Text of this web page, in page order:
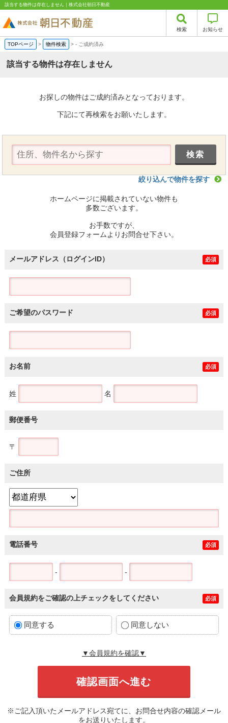
該当する物件は存在しません｜株式会社朝日不動産
検索 お知らせ
TOPページ > 物件検索 >- ご成約済み
該当する物件は存在しません
お探しの物件はご成約済みとなっております。
下記にて再検索をお願いたします。
絞り込んで物件を探す
ホームページに掲載されていない物件も
多数ございます。
お手数ですが、
会員登録フォームよりお問合せ下さい。
メールアドレス（ログインID） 必須
ご希望のパスワード 必須
お名前 必須
姓 名
郵便番号
〒
ご住所
電話番号 必須
- -
会員規約をご確認の上チェックをしてください 必須
同意する 同意しない
▼会員規約を確認▼
※ご記入頂いたメールアドレス宛てに、お問合せ内容の確認メール
をお送りいたします。